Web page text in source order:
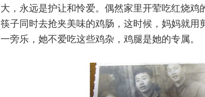
大，永远是护让和怜爱。偶然家里开荤吃红烧鸡
筷子同时去抢夹美味的鸡肠，这时候，妈妈就用
一旁乐，她不爱吃这些鸡杂，鸡腿是她的专属。